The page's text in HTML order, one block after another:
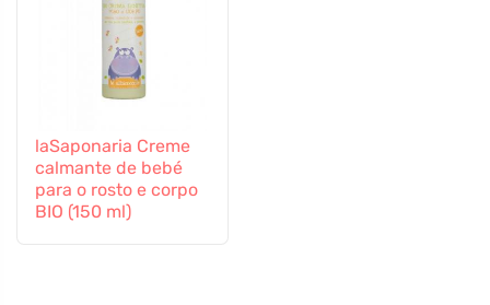
laSaponaria Creme
calmante de bebé
para o rosto e corpo
BIO (150 ml)